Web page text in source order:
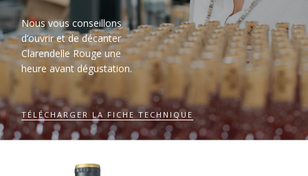
Nous vous conseillons
d’ouvrir et de décanter
Clarendelle Rouge une
heure avant dégustation.
TÉLÉCHARGER LA FICHE TECHNIQUE